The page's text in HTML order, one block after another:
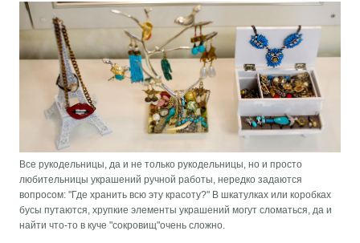
Все рукодельницы, да и не только рукодельницы, но и просто
любительницы украшений ручной работы, нередко задаются
вопросом: "Где хранить всю эту красоту?" В шкатулках или коробках
бусы путаются, хрупкие элементы украшений могут сломаться, да и
найти что-то в куче "сокровищ"очень сложно.